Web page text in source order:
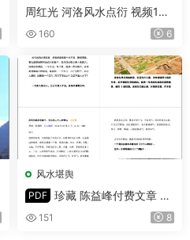
周红光 河洛风水点衍 视频15
集 160 6
风水堪舆
PDF 珍藏 陈益峰付费文章 寻
龙点穴行山地理等多PDF 共10
151 8